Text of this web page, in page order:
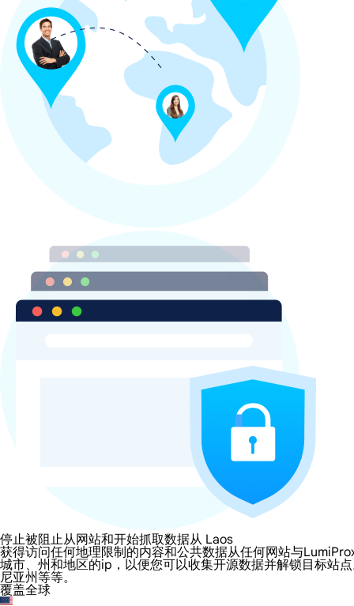
停止被阻止从网站和开始抓取数据从 Laos
获得访问任何地理限制的内容和公共数据从任何网站与
城市、州和地区的ip，以便您可以收集开源数据并解锁目标站
尼亚州等等。
覆盖全球